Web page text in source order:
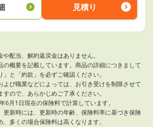
見積り
配当、解約返戻金はありません。
の概要を記載しています。商品の詳細につきまして
と「約款」を必ずご確認ください。
よび職業などによっては、お引き受けを制限させて
ので、あらかじめご了承ください。
6月1日現在の保険料で計算しています。
更新時には、更新時の年齢、保険料率に基づき保険
多くの場合保険料は高くなります。